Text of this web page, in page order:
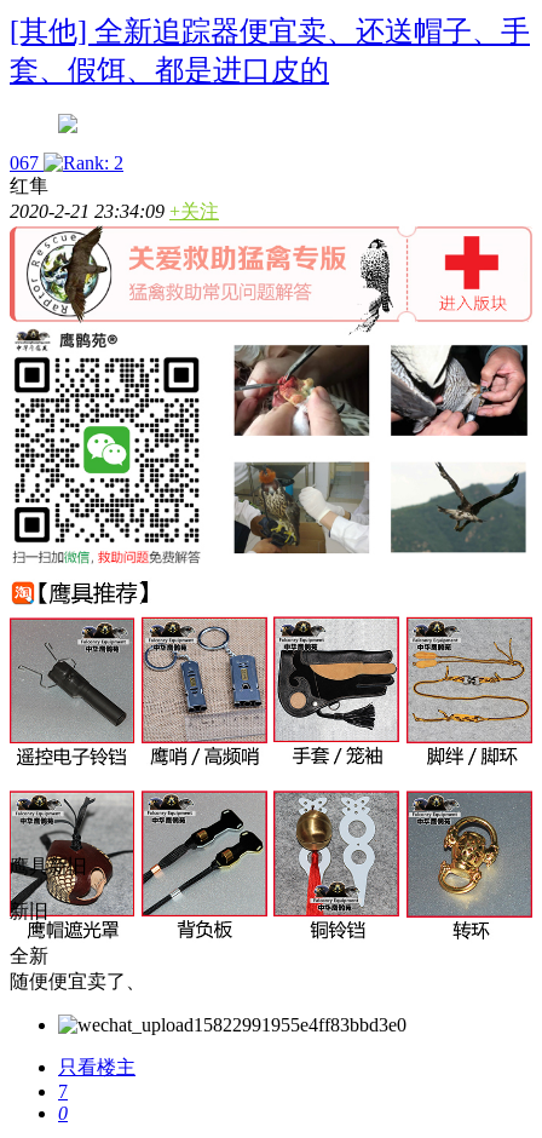
[其他] 全新追踪器便宜卖、还送帽子、手
套、假饵、都是进口皮的
067
红隼
2020-2-21 23:34:09 +关注
鹰具新旧
新旧
全新
随便便宜卖了、
只看楼主
7
0